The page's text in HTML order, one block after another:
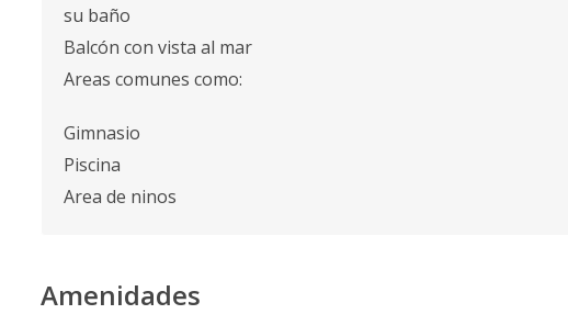
su baño
Balcón con vista al mar
Areas comunes como:
Gimnasio
Piscina
Area de ninos
Amenidades